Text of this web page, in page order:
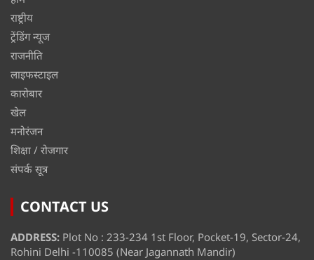
राष्ट्रीय
ट्रेंडिंग न्यूज
राजनीति
लाइफस्टाइल
कारोबार
खेल
मनोरंजन
शिक्षा / रोजगार
संपर्क सूत्र
CONTACT US
ADDRESS: Plot No : 233-234 1st Floor, Pocket-19, Sector-24,
Rohini Delhi -110085 (Near Jagannath Mandir)